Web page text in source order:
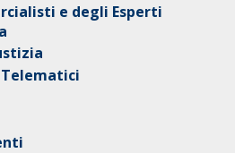
e degli Esperti